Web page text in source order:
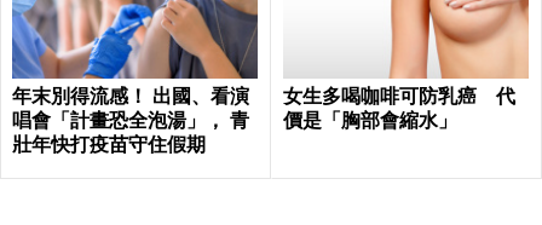
年末別得流感！ 出國、看演
唱會「計畫恐全泡湯」， 青
壯年快打疫苗守住假期
女生多喝咖啡可防乳癌 代
價是「胸部會縮水」